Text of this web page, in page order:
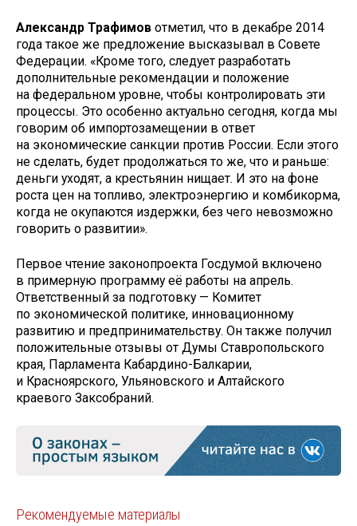
Александр Трафимов отметил, что в декабре 2014
года такое же предложение высказывал в Совете
Федерации. «Кроме того, следует разработать
дополнительные рекомендации и положение
на федеральном уровне, чтобы контролировать эти
процессы. Это особенно актуально сегодня, когда мы
говорим об импортозамещении в ответ
на экономические санкции против России. Если этого
не сделать, будет продолжаться то же, что и раньше:
деньги уходят, а крестьянин нищает. И это на фоне
роста цен на топливо, электроэнергию и комбикорма,
когда не окупаются издержки, без чего невозможно
говорить о развитии».
Первое чтение законопроекта Госдумой включено
в примерную программу её работы на апрель.
Ответственный за подготовку — Комитет
по экономической политике, инновационному
развитию и предпринимательству. Он также получил
положительные отзывы от Думы Ставропольского
края, Парламента Кабардино-Балкарии,
и Красноярского, Ульяновского и Алтайского
краевого Заксобраний.
Рекомендуемые материалы